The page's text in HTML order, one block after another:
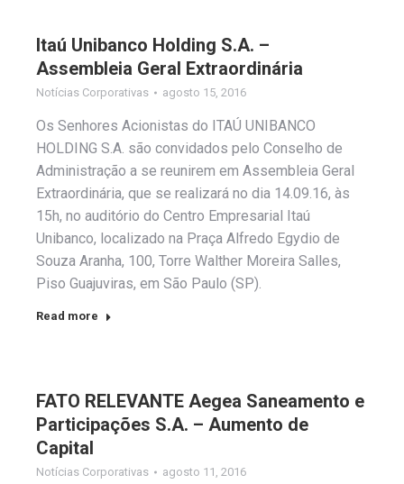
Itaú Unibanco Holding S.A. –
Assembleia Geral Extraordinária
Notícias Corporativas agosto 15, 2016
Os Senhores Acionistas do ITAÚ UNIBANCO
HOLDING S.A. são convidados pelo Conselho de
Administração a se reunirem em Assembleia Geral
Extraordinária, que se realizará no dia 14.09.16, às
15h, no auditório do Centro Empresarial Itaú
Unibanco, localizado na Praça Alfredo Egydio de
Souza Aranha, 100, Torre Walther Moreira Salles,
Piso Guajuviras, em São Paulo (SP).
Read more
FATO RELEVANTE Aegea Saneamento e
Participações S.A. – Aumento de
Capital
Notícias Corporativas agosto 11, 2016